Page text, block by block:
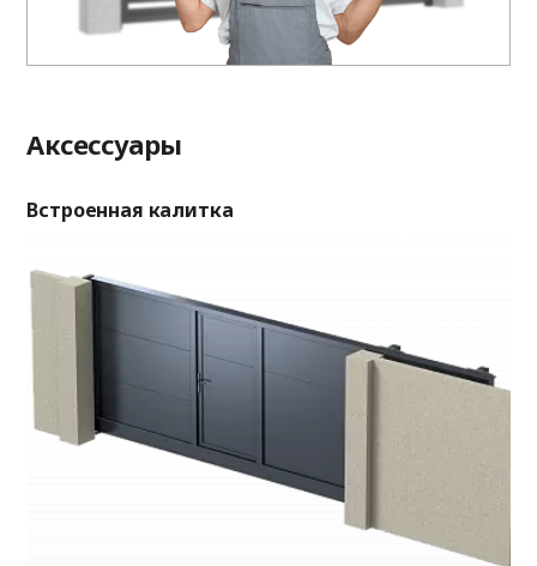
Аксессуары
Встроенная калитка